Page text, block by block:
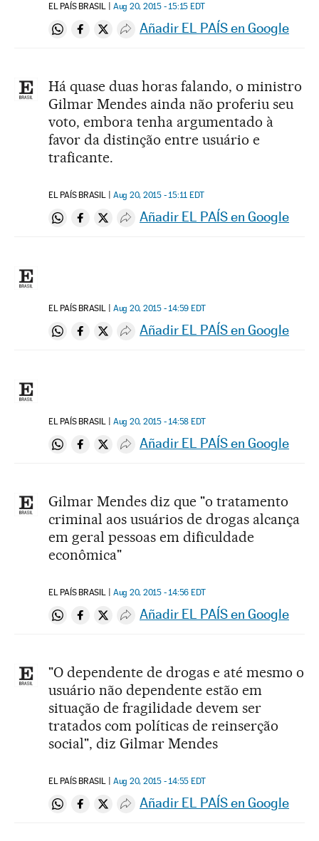
EL PAÍS BRASIL Aug 20, 2015 - 15:15 EDT
Compartir en Whatsapp
Compartir en Facebook
Compartir en Twitter
Desplegar Redes Sociales
Añadir EL PAÍS en Google
Há quase duas horas falando, o ministro
Gilmar Mendes ainda não proferiu seu
voto, embora tenha argumentado à
favor da distinção entre usuário e
traficante.
EL PAÍS BRASIL Aug 20, 2015 - 15:11 EDT
Compartir en Whatsapp
Compartir en Facebook
Compartir en Twitter
Desplegar Redes Sociales
Añadir EL PAÍS en Google
EL PAÍS BRASIL Aug 20, 2015 - 14:59 EDT
Compartir en Whatsapp
Compartir en Facebook
Compartir en Twitter
Desplegar Redes Sociales
Añadir EL PAÍS en Google
EL PAÍS BRASIL Aug 20, 2015 - 14:58 EDT
Compartir en Whatsapp
Compartir en Facebook
Compartir en Twitter
Desplegar Redes Sociales
Añadir EL PAÍS en Google
Gilmar Mendes diz que "o tratamento
criminal aos usuários de drogas alcança
em geral pessoas em dificuldade
econômica"
EL PAÍS BRASIL Aug 20, 2015 - 14:56 EDT
Compartir en Whatsapp
Compartir en Facebook
Compartir en Twitter
Desplegar Redes Sociales
Añadir EL PAÍS en Google
"O dependente de drogas e até mesmo o
usuário não dependente estão em
situação de fragilidade devem ser
tratados com políticas de reinserção
social", diz Gilmar Mendes
EL PAÍS BRASIL Aug 20, 2015 - 14:55 EDT
Compartir en Whatsapp
Compartir en Facebook
Compartir en Twitter
Desplegar Redes Sociales
Añadir EL PAÍS en Google